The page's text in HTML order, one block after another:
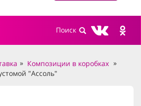
Композиции в коробках
"Ассоль"